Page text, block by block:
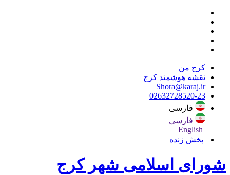
کرج من
نقشه هوشمند کرج
Shora@karaj.ir
02632728520-23
فارسی
فارسی
English
پخش زنده
شورای اسلامی شهر کرج